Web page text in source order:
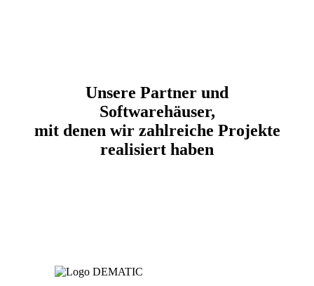
Unsere Partner und
Softwarehäuser,
mit denen wir zahlreiche Projekte
realisiert haben